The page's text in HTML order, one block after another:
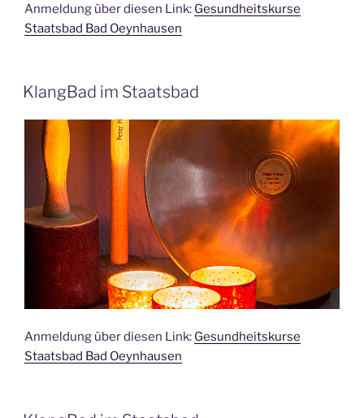
Anmeldung über diesen Link: Gesundheitskurse
Staatsbad Bad Oeynhausen
KlangBad im Staatsbad
Anmeldung über diesen Link: Gesundheitskurse
Staatsbad Bad Oeynhausen